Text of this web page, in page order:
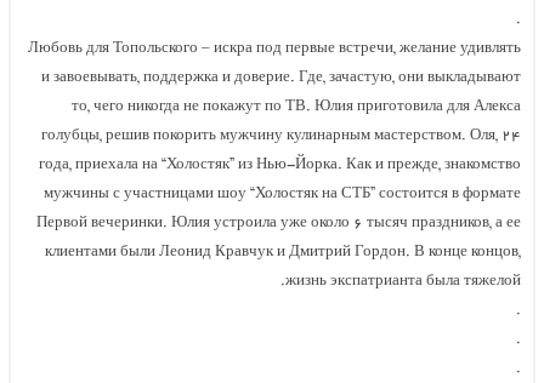
.
Любовь для Топольского – искра под первые встречи, желание удивлять
и завоевывать, поддержка и доверие. Где, зачастую, они выкладывают
то, чего никогда не покажут по ТВ. Юлия приготовила для Алекса
голубцы, решив покорить мужчину кулинарным мастерством. Оля, ۲۴
года, приехала на “Холостяк” из Нью-Йорка. Как и прежде, знакомство
мужчины с участницами шоу “Холостяк на СТБ” состоится в формате
Первой вечеринки. Юлия устроила уже около ۶ тысяч праздников, а ее
клиентами были Леонид Кравчук и Дмитрий Гордон. В конце концов,
жизнь экспатрианта была тяжелой.
.
.
.